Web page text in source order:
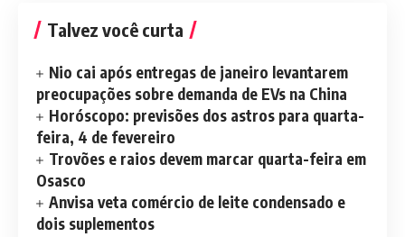
Talvez você curta
Nio cai após entregas de janeiro levantarem
preocupações sobre demanda de EVs na China
Horóscopo: previsões dos astros para quarta-
feira, 4 de fevereiro
Trovões e raios devem marcar quarta-feira em
Osasco
Anvisa veta comércio de leite condensado e
dois suplementos